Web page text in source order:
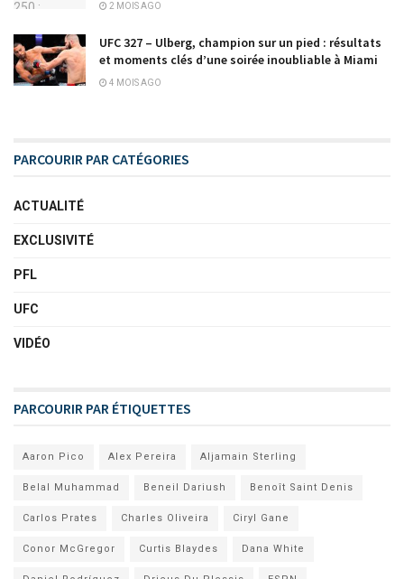
2 MOIS AGO
UFC 327 – Ulberg, champion sur un pied : résultats
et moments clés d’une soirée inoubliable à Miami
4 MOIS AGO
PARCOURIR PAR CATÉGORIES
ACTUALITÉ
EXCLUSIVITÉ
PFL
UFC
VIDÉO
PARCOURIR PAR ÉTIQUETTES
Aaron Pico Alex Pereira Aljamain Sterling
Belal Muhammad Beneil Dariush Benoît Saint Denis
Carlos Prates Charles Oliveira Ciryl Gane
Conor McGregor Curtis Blaydes Dana White